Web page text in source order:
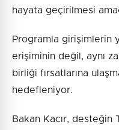
hayata geçirilmesi
Programla girişimlerin
erişiminin değil, aynı
birliği fırsatlarına
hedefleniyor.
Bakan Kacır, desteğin